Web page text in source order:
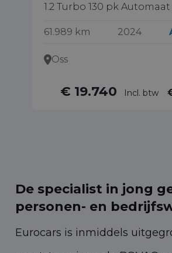
1.2 Turbo 130 pk Automaat
61.989 km 2024
Oss
€ 19.740 Incl. btw
De specialist in jong
personen- en
Eurocars is inmiddels